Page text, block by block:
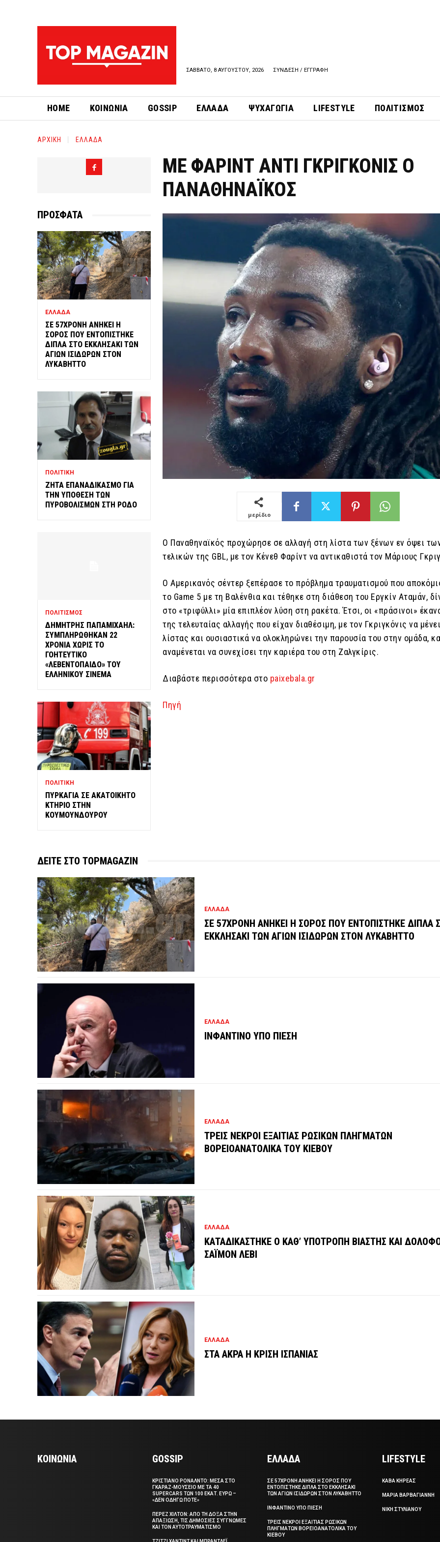
ΣΑΒΒΑΤΟ, 8 ΑΥΓΟΥΣΤΟΥ, 2026 ΣΥΝΔΕΣΗ / ΕΓΓΡΑΦΗ
HOME ΚΟΙΝΩΝΙΑ GOSSIP ΕΛΛΑΔΑ ΨΥΧΑΓΩΓΙΑ LIFESTYLE ΠΟΛΙΤΙΣΜΟΣ
ΑΡΧΙΚΗ ΕΛΛΑΔΑ
ΠΡΟΣΦΑΤΑ
ΕΛΛΑΔΑ
ΣΕ 57ΧΡΟΝΗ ΑΝΗΚΕΙ Η
ΣΟΡΟΣ ΠΟΥ ΕΝΤΟΠΙΣΤΗΚΕ
ΔΙΠΛΑ ΣΤΟ ΕΚΚΛΗΣΑΚΙ ΤΩΝ
ΑΓΙΩΝ ΙΣΙΔΩΡΩΝ ΣΤΟΝ
ΛΥΚΑΒΗΤΤΟ
ΠΟΛΙΤΙΚΗ
ΖΗΤΑ ΕΠΑΝΑΔΙΚΑΣΜΟ ΓΙΑ
ΤΗΝ ΥΠΟΘΕΣΗ ΤΩΝ
ΠΥΡΟΒΟΛΙΣΜΩΝ ΣΤΗ ΡΟΔΟ
ΠΟΛΙΤΙΣΜΟΣ
ΔΗΜΗΤΡΗΣ ΠΑΠΑΜΙΧΑΗΛ:
ΣΥΜΠΛΗΡΩΘΗΚΑΝ 22
ΧΡΟΝΙΑ ΧΩΡΙΣ ΤΟ
ΓΟΗΤΕΥΤΙΚΟ
«ΛΕΒΕΝΤΟΠΑΙΔΟ» ΤΟΥ
ΕΛΛΗΝΙΚΟΥ ΣΙΝΕΜΑ
ΠΟΛΙΤΙΚΗ
ΠΥΡΚΑΓΙΑ ΣΕ ΑΚΑΤΟΙΚΗΤΟ
ΚΤΗΡΙΟ ΣΤΗΝ
ΚΟΥΜΟΥΝΔΟΥΡΟΥ
ΜΕ ΦΑΡΙΝΤ ΑΝΤΙ ΓΚΡΙΓΚΟΝΙΣ Ο
ΠΑΝΑΘΗΝΑΪΚΟΣ
μερίδιο
Ο Παναθηναϊκός προχώρησε σε αλλαγή στη λίστα των ξένων εν όψει
τελικών της GBL, με τον Κένεθ Φαρίντ να αντικαθιστά τον Μάριους
Ο Αμερικανός σέντερ ξεπέρασε το πρόβλημα τραυματισμού που
το Game 5 με τη Βαλένθια και τέθηκε στη διάθεση του Εργκίν Αταμάν,
στο «τριφύλλι» μία επιπλέον λύση στη ρακέτα. Έτσι, οι «πράσινοι»
της τελευταίας αλλαγής που είχαν διαθέσιμη, με τον Γκριγκόνις να
λίστας και ουσιαστικά να ολοκληρώνει την παρουσία του στην ομάδα,
αναμένεται να συνεχίσει την καριέρα του στη Ζαλγκίρις.
Διαβάστε περισσότερα στο paixebala.gr
Πηγή
ΔΕΙΤΕ ΣΤΟ TOPMAGAZIN
ΕΛΛΑΔΑ
ΣΕ 57ΧΡΟΝΗ ΑΝΗΚΕΙ Η ΣΟΡΟΣ ΠΟΥ ΕΝΤΟΠΙΣΤΗΚΕ ΔΙΠΛΑ
ΕΚΚΛΗΣΑΚΙ ΤΩΝ ΑΓΙΩΝ ΙΣΙΔΩΡΩΝ ΣΤΟΝ ΛΥΚΑΒΗΤΤΟ
ΕΛΛΑΔΑ
ΙΝΦΑΝΤΙΝΟ ΥΠΟ ΠΙΕΣΗ
ΕΛΛΑΔΑ
ΤΡΕΙΣ ΝΕΚΡΟΙ ΕΞΑΙΤΙΑΣ ΡΩΣΙΚΩΝ ΠΛΗΓΜΑΤΩΝ
ΒΟΡΕΙΟΑΝΑΤΟΛΙΚΑ ΤΟΥ ΚΙΕΒΟΥ
ΕΛΛΑΔΑ
ΚΑΤΑΔΙΚΑΣΤΗΚΕ Ο ΚΑΘ’ ΥΠΟΤΡΟΠΗ ΒΙΑΣΤΗΣ ΚΑΙ
ΣΑΪΜΟΝ ΛΕΒΙ
ΕΛΛΑΔΑ
ΣΤΑ ΑΚΡΑ Η ΚΡΙΣΗ ΙΣΠΑΝΙΑΣ
ΚΟΙΝΩΝΙΑ GOSSIP
ΚΡΙΣΤΙΑΝΟ ΡΟΝΑΛΝΤΟ: ΜΕΣΑ ΣΤΟ
ΓΚΑΡΑΖ-ΜΟΥΣΕΙΟ ΜΕ ΤΑ 40
SUPERCARS ΤΩΝ 100 ΕΚΑΤ. ΕΥΡΩ –
«ΔΕΝ ΟΔΗΓΩ ΠΟΤΕ»
ΠΕΡΕΖ ΧΙΛΤΟΝ: ΑΠΟ ΤΗ ΔΟΞΑ ΣΤΗΝ
ΑΠΑΞΙΩΣΗ, ΤΙΣ ΔΗΜΟΣΙΕΣ ΣΥΓΓΝΩΜΕΣ
ΚΑΙ ΤΟΝ ΑΥΤΟΤΡΑΥΜΑΤΙΣΜΟ
ΕΛΛΑΔΑ
ΣΕ 57ΧΡΟΝΗ ΑΝΗΚΕΙ Η ΣΟΡΟΣ ΠΟΥ
ΕΝΤΟΠΙΣΤΗΚΕ ΔΙΠΛΑ ΣΤΟ ΕΚΚΛΗΣΑΚΙ
ΤΩΝ ΑΓΙΩΝ ΙΣΙΔΩΡΩΝ ΣΤΟΝ ΛΥΚΑΒΗΤΤΟ
ΙΝΦΑΝΤΙΝΟ ΥΠΟ ΠΙΕΣΗ
ΤΡΕΙΣ ΝΕΚΡΟΙ ΕΞΑΙΤΙΑΣ ΡΩΣΙΚΩΝ
ΠΛΗΓΜΑΤΩΝ ΒΟΡΕΙΟΑΝΑΤΟΛΙΚΑ ΤΟΥ
ΚΙΕΒΟΥ
LIFESTYLE
ΚΑΒΑ ΚΗΡΕΑΣ
ΜΑΡΙΑ ΒΑΡΒΑΓΙΑΝΝΗ
ΝΙΚΗ ΣΤΥΛΙΑΝΟΥ